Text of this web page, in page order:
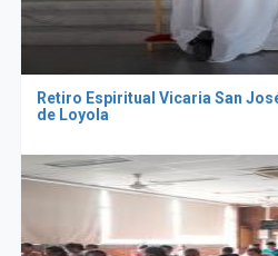
Retiro Espiritual Vicaria San
de Loyola